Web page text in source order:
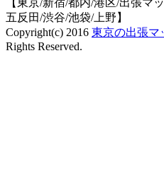
【東京/新宿/都内/港区/出張マ
五反田/渋谷/池袋/上野】
Copyright(c) 2016 東京の出張マ
Rights Reserved.